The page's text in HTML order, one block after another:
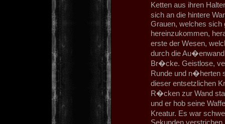
Ketten aus ihren
sich an die hintere
Grauen, welches sich
hereinzukommen,
erste der Wesen,
durch die
Br�cke. Geistlose,
Runde und n�herten
dieser entsetzlichen
R�cken zur Wand
und er hob seine
Kreatur. Es war
Sekunden